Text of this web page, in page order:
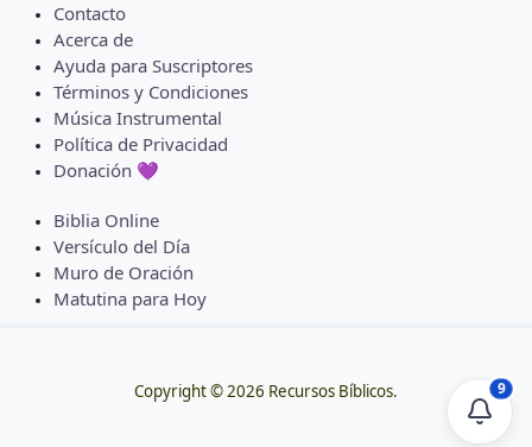
Contacto
Acerca de
Ayuda para Suscriptores
Términos y Condiciones
Música Instrumental
Política de Privacidad
Donación 💜
Biblia Online
Versículo del Día
Muro de Oración
Matutina para Hoy
Copyright © 2026 Recursos Bíblicos. 9